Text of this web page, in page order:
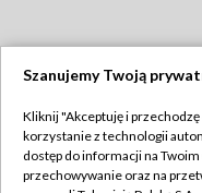
Abonament TVP
Szanujemy Twoją
Kliknij "Akceptuję i
korzystanie z technologii
dostęp do informacji na
przechowywanie oraz na